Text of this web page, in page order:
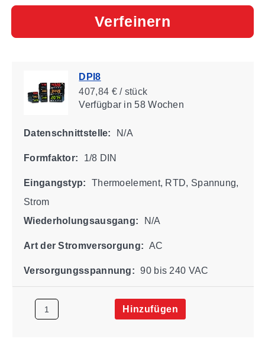
Verfeinern
DPI8
407,84 € / stück
Verfügbarin 58 Wochen
Datenschnittstelle: N/A
Formfaktor: 1/8 DIN
Eingangstyp:
Thermoelement, RTD, Spannung,
Strom
Wiederholungsausgang:
N/A
Art der Stromversorgung: AC
Versorgungsspannung: 90 bis 240 VAC
Hinzufügen